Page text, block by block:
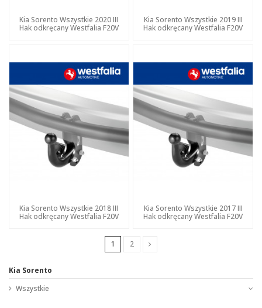
Kia Sorento Wszystkie 2020 III
Hak odkręcany Westfalia F20V
Kia Sorento Wszystkie 2019 III
Hak odkręcany Westfalia F20V
Kia Sorento Wszystkie 2018 III
Hak odkręcany Westfalia F20V
Kia Sorento Wszystkie 2017 III
Hak odkręcany Westfalia F20V
1 2
Kia Sorento
Wszystkie